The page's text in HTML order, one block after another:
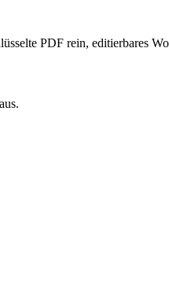
PDF rein, editierbares